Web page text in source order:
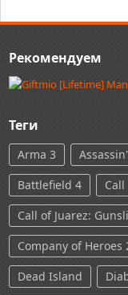
Рекомендуем
Теги
Arma 3
Battlefield 4
Call of Juarez:
Company of Heroes
Dead Island